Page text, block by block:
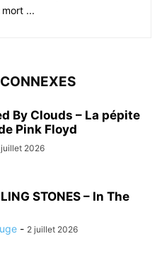
...
By Clouds – La pépite
Pink Floyd
juillet 2026
STONES – In The
- 2 juillet 2026